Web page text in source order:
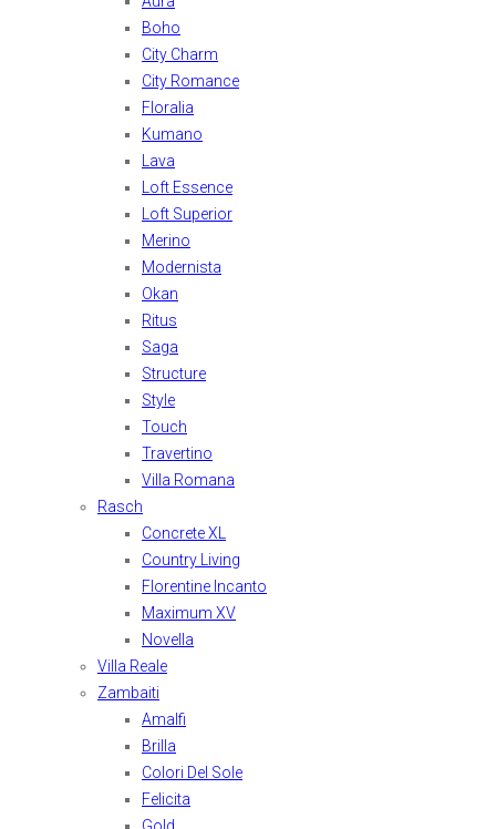
Boho
City Charm
City Romance
Floralia
Kumano
Lava
Loft Essence
Loft Superior
Merino
Modernista
Okan
Ritus
Saga
Structure
Style
Touch
Travertino
Villa Romana
Rasch
Concrete XL
Country Living
Florentine Incanto
Maximum XV
Novella
Villa Reale
Zambaiti
Amalfi
Brilla
Colori Del Sole
Felicita
Gold